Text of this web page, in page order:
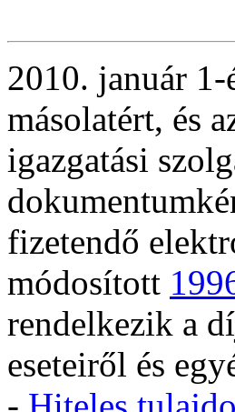
2010. január
másolatért, és
igazgatási
fizetendő
módosított
rendelkezik a
eseteiről és